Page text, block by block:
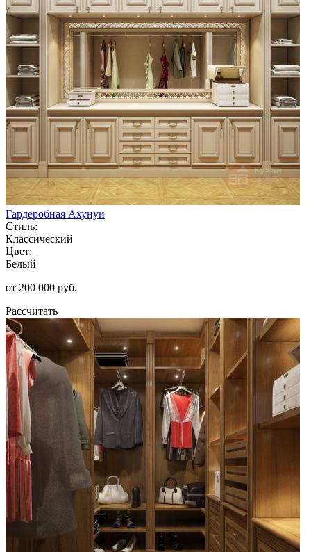
Гардеробная Ахунуи
Стиль:
Классический
Цвет:
Белый
от 200 000 руб.
Рассчитать